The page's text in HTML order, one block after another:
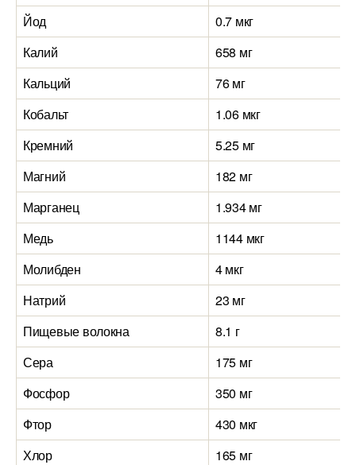
Йод
0.7 мкг
Калий
658 мг
Кальций
76 мг
Кобальт
1.06 мкг
Кремний
5.25 мг
Магний
182 мг
Марганец
1.934 мг
Медь
1144 мкг
Молибден
4 мкг
Натрий
23 мг
Пищевые волокна
8.1 г
Сера
175 мг
Фосфор
350 мг
Фтор
430 мкг
Хлор
165 мг